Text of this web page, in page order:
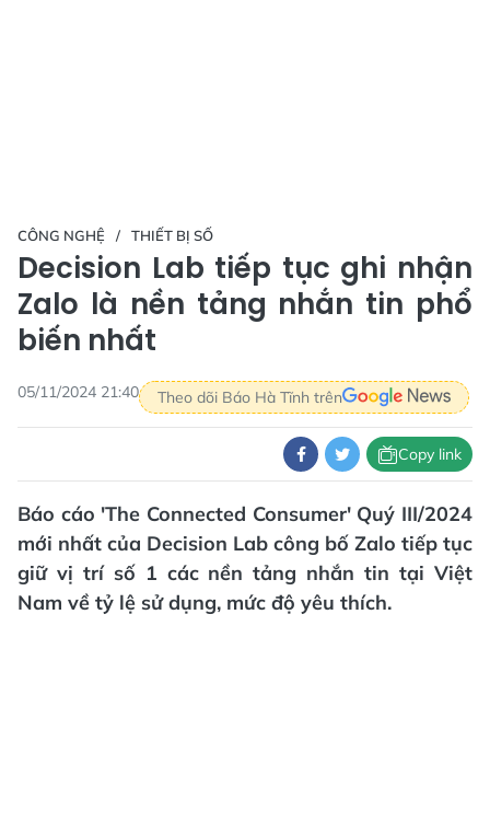
CÔNG NGHỆ THIẾT BỊ SỐ
Decision Lab tiếp tục ghi nhận
Zalo là nền tảng nhắn tin phổ
biến nhất
05/11/2024 21:40 Theo dõi Báo Hà Tĩnh trên
Copy link
Báo cáo 'The Connected Consumer' Quý III/2024
mới nhất của Decision Lab công bố Zalo tiếp tục
giữ vị trí số 1 các nền tảng nhắn tin tại Việt
Nam về tỷ lệ sử dụng, mức độ yêu thích.